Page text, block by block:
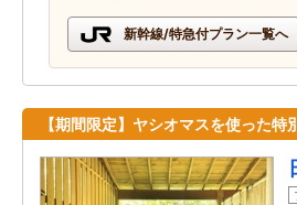
新幹線/特急付プラン一覧へ
【期間限定】ヤシオマスを使った